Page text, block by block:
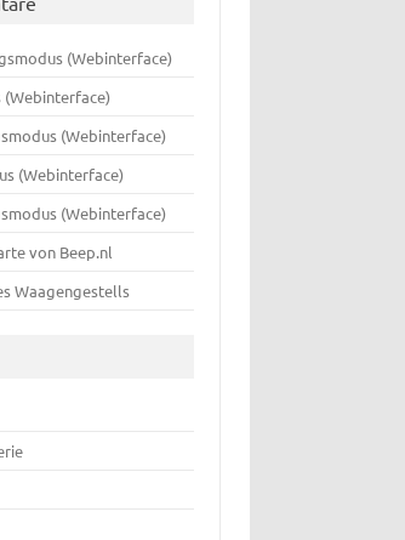
(Webinterface)
(Webinterface)
(Webinterface)
(Webinterface)
von Beep.nl
Waagengestells